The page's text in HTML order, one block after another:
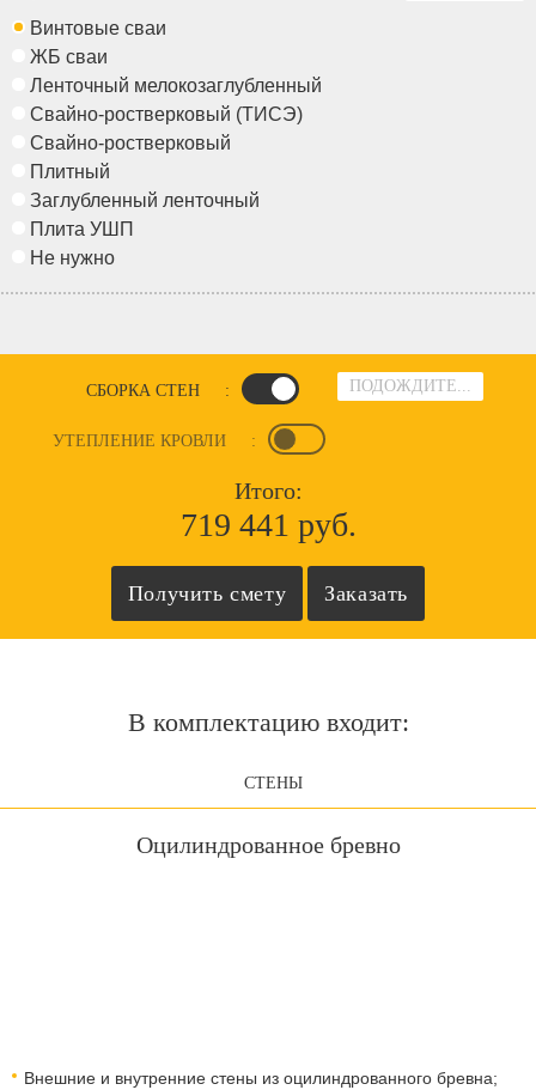
Винтовые сваи
ЖБ сваи
Ленточный мелокозаглубленный
Свайно-ростверковый (ТИСЭ)
Свайно-ростверковый
Плитный
Заглубленный ленточный
Плита УШП
Не нужно
ПОДОЖДИТЕ...
СБОРКА СТЕН :
УТЕПЛЕНИЕ КРОВЛИ :
Итого:
719 441 руб.
В комплектацию входит:
СТЕНЫ
Оцилиндрованное бревно
Внешние и внутренние стены из оцилиндрованного бревна;